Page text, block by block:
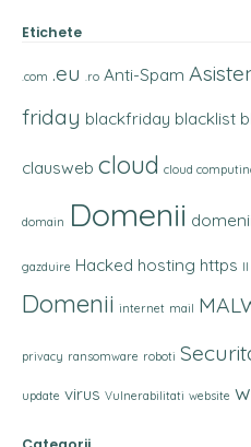
Etichete
.com .eu .ro Anti-Spam
friday blackfriday blacklist
clausweb cloud cloud
domain Domenii
gazduire Hacked hosting https II
Domenii internet mail
privacy ransomware roboti
update virus Vulnerabilitati website